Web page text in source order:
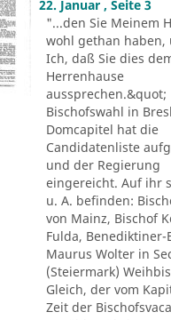
22. Januar , Seite 3
"...den Sie Meinem
wohl gethan haben,
Ich, daß Sie dies
Herrenhause
aussprechen.&quot;
Bischofswahl in
Domcapitel hat die
Candidatenliste
und der Regierung
eingereicht. Auf ihr
u. A. befinden:
von Mainz, Bischof
Fulda, Benediktiner-
Maurus Wolter in
(Steiermark)
Gleich, der vom
Zeit der